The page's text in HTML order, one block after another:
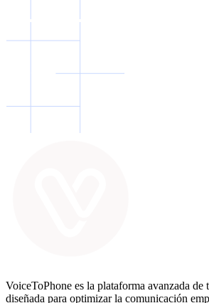
VoiceToPhone es la plataforma avanzada de
diseñada para optimizar la comunicación